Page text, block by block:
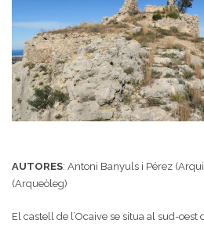
AUTORES: Antoni Banyuls i Pérez
(Arqueòleg)
El castell de l’Ocaive se situa al sud-oest